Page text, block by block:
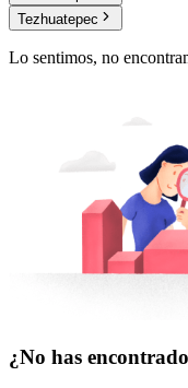
Tezhuatepec
Lo sentimos, no
¿No has